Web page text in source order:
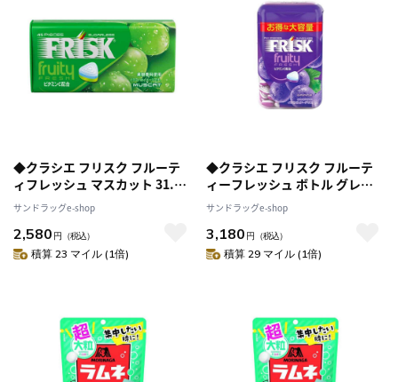
◆クラシエ フリスク フルーテ
ィフレッシュ マスカット 31.5g
[9個セット]
サンドラッグe-shop
2,580 円 （税込）
積算 23 マイル (1倍)
◆クラシエ フリスク フルーテ
ィーフレッシュ ボトル グレー
プ 105g [5個セット]
サンドラッグe-shop
3,180 円 （税込）
積算 29 マイル (1倍)